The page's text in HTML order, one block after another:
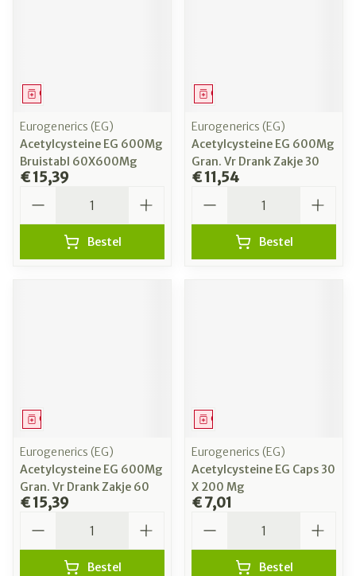
Geneesmiddel
Eurogenerics (EG)
Acetylcysteine EG 600Mg
Bruistabl 60X600Mg
€ 15,39
Bestel
Geneesmiddel
Eurogenerics (EG)
Acetylcysteine EG 600Mg
Gran. Vr Drank Zakje 30
€ 11,54
Bestel
Geneesmiddel
Eurogenerics (EG)
Acetylcysteine EG 600Mg
Gran. Vr Drank Zakje 60
€ 15,39
Bestel
Geneesmiddel
Eurogenerics (EG)
Acetylcysteine EG Caps 30
X 200 Mg
€ 7,01
Bestel